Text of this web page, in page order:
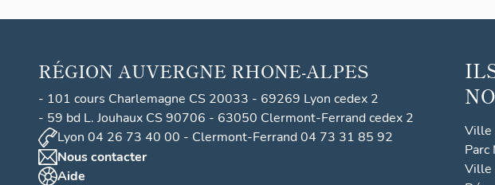
RÉGION AUVERGNE RHONE-ALPES
- 101 cours Charlemagne CS 20033 - 69269 Lyon cedex 2
- 59 bd L. Jouhaux CS 90706 - 63050 Clermont-Ferrand cedex 2
Lyon 04 26 73 40 00 - Clermont-Ferrand 04 73 31 85 92
Nous contacter
Aide
Ville
Parc
Ville